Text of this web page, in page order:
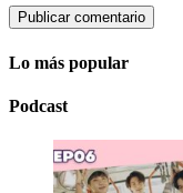
Lo más popular
Podcast